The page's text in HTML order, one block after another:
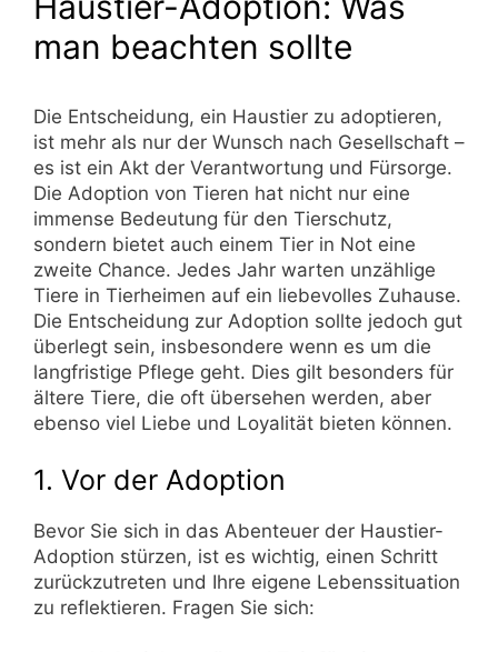
man beachten sollte
Die Entscheidung, ein Haustier zu adoptieren,
ist mehr als nur der Wunsch nach Gesellschaft –
es ist ein Akt der Verantwortung und Fürsorge.
Die Adoption von Tieren hat nicht nur eine
immense Bedeutung für den Tierschutz,
sondern bietet auch einem Tier in Not eine
zweite Chance. Jedes Jahr warten unzählige
Tiere in Tierheimen auf ein liebevolles Zuhause.
Die Entscheidung zur Adoption sollte jedoch gut
überlegt sein, insbesondere wenn es um die
langfristige Pflege geht. Dies gilt besonders für
ältere Tiere, die oft übersehen werden, aber
ebenso viel Liebe und Loyalität bieten können.
1. Vor der Adoption
Bevor Sie sich in das Abenteuer der Haustier-
Adoption stürzen, ist es wichtig, einen Schritt
zurückzutreten und Ihre eigene Lebenssituation
zu reflektieren. Fragen Sie sich: